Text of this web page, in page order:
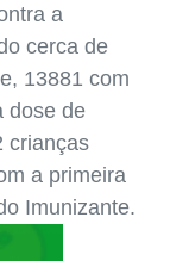
a
cerca de
13881 com
dose de
crianças
a primeira
Imunizante.